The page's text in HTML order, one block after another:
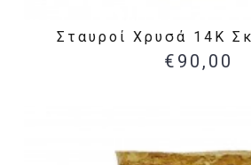
Σταυροί Χρυσά 14Κ
€90,00